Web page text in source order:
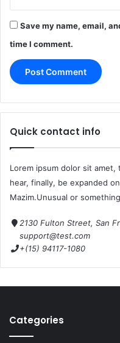
Save my name, email,
time I comment.
Quick contact info
Lorem ipsum dolor sit
hear, finally, be expanded
Mazim.Unusual or
2130 Fulton Street, San
support@test.com
+(15) 94117-1080
Categories